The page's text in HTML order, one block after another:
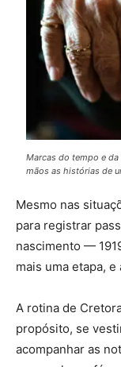
Marcas do tempo e da
mãos as histórias de
Mesmo nas
para registrar
nascimento —
mais uma etapa, e
A rotina de
propósito, se
acompanhar as